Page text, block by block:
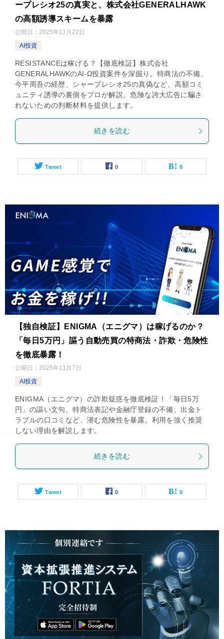
ープレシオ25の真実と、株式会社GENERALHAWK
の高額誘導スキームを暴露
公開日： 2025年11月22日
AI投資
RESISTANCEは稼げる？【徹底検証】株式会社
GENERALHAWKのAI-Ω投資案件を深掘り。特商法の不備、
今平周吾の経歴、シャープレシオ25の真偽など、高額コミ
ュニティ誘導の裏側をプロが解説。危険な誇大広告に騙さ
れないための判断材料を提供します。
続きを読む
Tweet 0 0
【独自検証】ENIGMA（エニグマ）は稼げるのか？
「毎日5万円」謳う自動売買の特商法・詐欺・危険性
を徹底暴露！
公開日： 2025年11月7日
AI投資
ENIGMA（エニグマ）の詐欺疑惑を徹底検証！「毎日5万
円」の謳い文句、特商法表記や金融庁登録の不備、出金ト
ラブルの口コミなど、潜む危険性を暴露。利用を強く推奨
しない理由を解説します。
続きを読む
Tweet 0 0